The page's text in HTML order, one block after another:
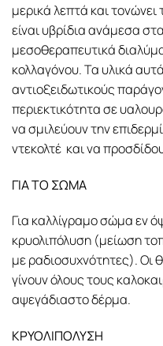
μερικά λεπτά και
είναι υβρίδια ανάμεσα
μεσοθεραπευτικά
κολλαγόνου. Τα υλικά
αντιοξειδωτικούς
περιεκτικότητα σε
να σμιλεύουν την
ντεκολτέ και να
ΓΙΑ ΤΟ ΣΩΜΑ
Για καλλίγραμο σώμα εν
κρυολιπόλυση (μείωση
με ραδιοσυχνότητες). Οι
γίνουν όλους τους
αψεγάδιαστο δέρμα.
ΚΡΥΟΛΙΠΟΛΥΣΗ